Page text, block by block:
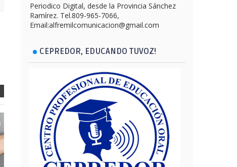
Periodico Digital, desde la Provincia Sánchez
Ramírez. Tel.809-965-7066,
Email:alfremilcomunicacion@gmail.com
CEPREDOR, EDUCANDO TUVOZ!